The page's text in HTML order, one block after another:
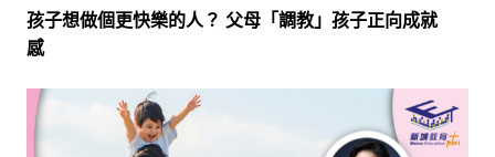
孩子想做個更快樂的人？ 父母「調教」孩子正向成就
感